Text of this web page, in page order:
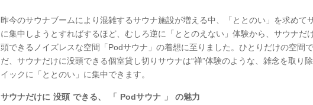
昨今のサウナブームにより混雑するサウナ施設が増える中、「ととのい」を求めて
に集中しようとすればするほど、むしろ逆に「ととのえない」体験から、サウナだ
頭できるノイズレスな空間「Podサウナ」の着想に至りました。ひとりだけの空間
だ、サウナだけに没頭できる個室貸し切りサウナは“禅”体験のような、雑念を取り
イックに「ととのい」に集中できます。
サウナだけに 没頭 できる、 「 Podサウナ 」
の魅力